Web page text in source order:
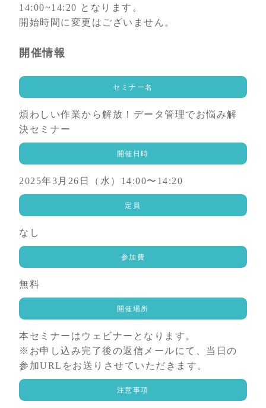
14:00~14:20 となります。
開始時間に変更はございません。
開催情報
セミナー名
煩わしい作業から解放！データ管理でお悩み解
決セミナー
開催日時
2025年3月26日（水）14:00〜14:20
定員
なし
参加費
無料
開催場所
本セミナーはウェビナーとなります。
※お申し込み完了後の返信メールにて、当日の
参加URLをお送りさせていただきます。
注意事項